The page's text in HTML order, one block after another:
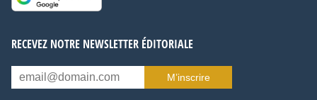
RECEVEZ NOTRE NEWSLETTER ÉDITORIALE
M’inscrire